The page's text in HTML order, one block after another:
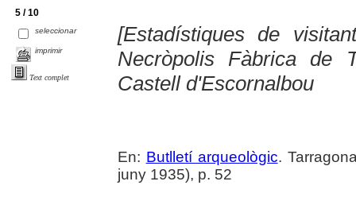
5 / 10
seleccionar
imprimir
Text complet
[Estadístiques de
Necròpolis Fàbrica de
Castell d'Escornalbou
En: Butlletí arqueològic.
juny 1935), p. 52